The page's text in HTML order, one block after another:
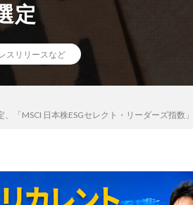
定
スリリースなど
「MSCI 日本株ESGセレクト・リーダーズ指